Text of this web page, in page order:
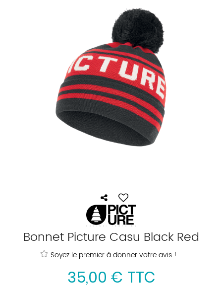
Bonnet Picture Casu Black Red
Soyez le premier à donner votre avis !
35,00 € TTC